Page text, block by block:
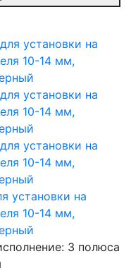
установки на
10-14 мм,
3 полюса